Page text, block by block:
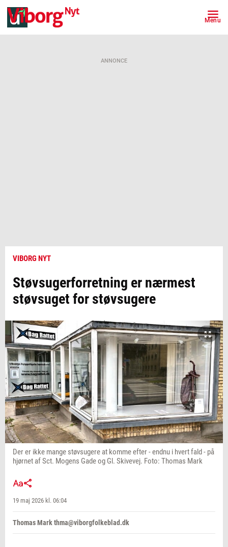
Menu
ANNONCE
VIBORG NYT
Støvsugerforretning er nærmest
støvsuget for støvsugere
Der er ikke mange støvsugere at komme efter - endnu i hvert fald - på
hjørnet af Sct. Mogens Gade og Gl. Skivevej. Foto: Thomas Mark
19 maj 2026 kl. 06:04
Thomas Mark thma@viborgfolkeblad.dk